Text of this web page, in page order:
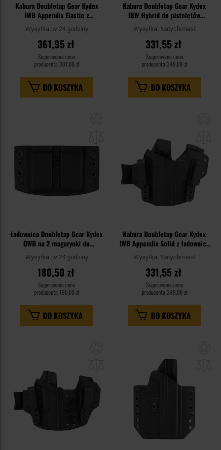
Kabura Doubletap Gear Kydex
IWB Appendix Elastic z
ładownicą do pistoletów Walther
P99 - Black
Wysyłka: w 24 godziny
361,95 zł
Sugerowana cena
producenta 381,00 zł
DO KOSZYKA
Kabura Doubletap Gear Kydex
IBW Hybrid do pistoletów
Walther P99 - Black
Wysyłka: Natychmiast
331,55 zł
Sugerowana cena
producenta 349,00 zł
DO KOSZYKA
Ładownica Doubletap Gear Kydex
OWB na 2 magazynki do
pistoletów CZ Shadow/Walther
P99 - Black
Wysyłka: w 24 godziny
180,50 zł
Sugerowana cena
producenta 190,00 zł
DO KOSZYKA
Kabura Doubletap Gear Kydex
IWB Appendix Solid z ładownicą
do pistoletów Walther P99 -
Black
Wysyłka: Natychmiast
331,55 zł
Sugerowana cena
producenta 349,00 zł
DO KOSZYKA